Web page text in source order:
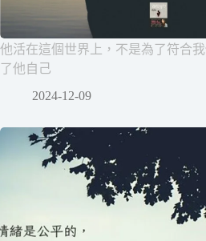
他活在這個世界上，不是為了符合
了他自己
2024-12-09